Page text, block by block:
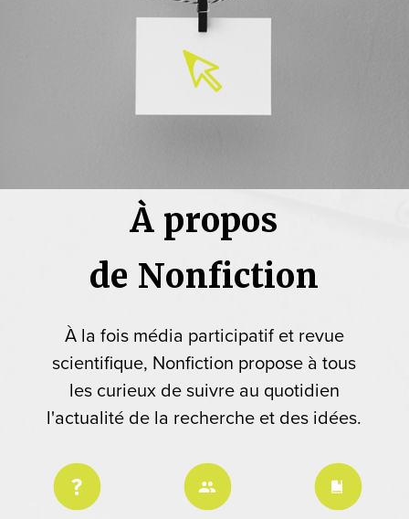
À propos
de Nonfiction
À la fois média participatif et revue
scientifique, Nonfiction propose à tous
les curieux de suivre au quotidien
l'actualité de la recherche et des idées.